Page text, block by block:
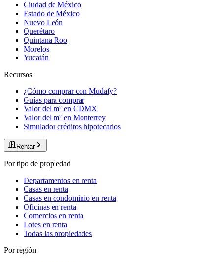
Ciudad de México
Estado de México
Nuevo León
Querétaro
Quintana Roo
Morelos
Yucatán
Recursos
¿Cómo comprar con Mudafy?
Guías para comprar
Valor del m² en CDMX
Valor del m² en Monterrey
Simulador créditos hipotecarios
Rentar
Por tipo de propiedad
Departamentos en renta
Casas en renta
Casas en condominio en renta
Oficinas en renta
Comercios en renta
Lotes en renta
Todas las propiedades
Por región